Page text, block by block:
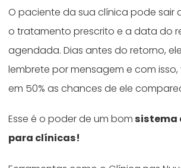
O paciente da sua clínica pode sair
o tratamento prescrito e a data do
agendada. Dias antes do retorno,
lembrete por mensagem e com
em 50% as chances de ele
Esse é o poder de um bomsistema
para clínicas!